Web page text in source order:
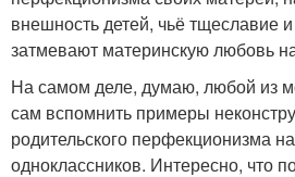
внешность детей, чьё тщеславие
затмевают материнскую любовь
На самом деле, думаю, любой из
сам вспомнить примеры
родительского перфекционизма
одноклассников. Интересно, что